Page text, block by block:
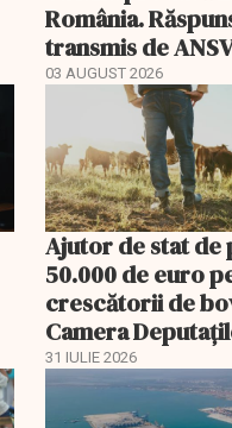
România.
transmis de
03 AUGUST 2026
Ajutor de stat de
50.000 de euro
crescătorii de
Camera
aprobat schema
31 IULIE 2026